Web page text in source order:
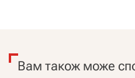
Вам також може